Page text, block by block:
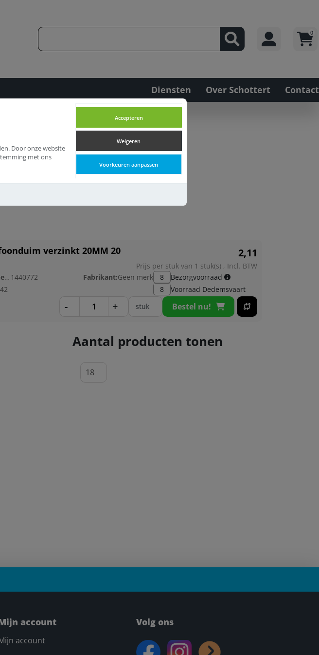
Door onze website
met ons
Accepteren
Weigeren
Voorkeuren aanpassen
0
Diensten Over Schottert Contact
verzinkt 20MM 20
2,11
Prijs per stuk van 1 stuk(s) , Incl. BTW
dimerce.plugin.theme.productnr: 1440772 Fabrikant:Geen merk
8
Bezorgvoorraad
8
Voorraad Dedemsvaart
- + stuk Bestel nu!
Aantal producten tonen
account
account
Volg ons